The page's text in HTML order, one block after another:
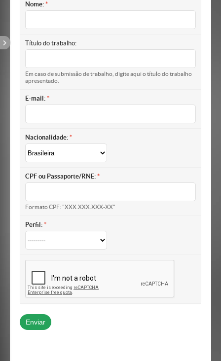
Nome:
Título do trabalho:
Em caso de submissão de trabalho, digite aqui o título do trabalho
apresentado.
E-mail:
Nacionalidade:
CPF ou Passaporte/RNE:
Formato CPF: "XXX.XXX.XXX-XX"
Perfil: